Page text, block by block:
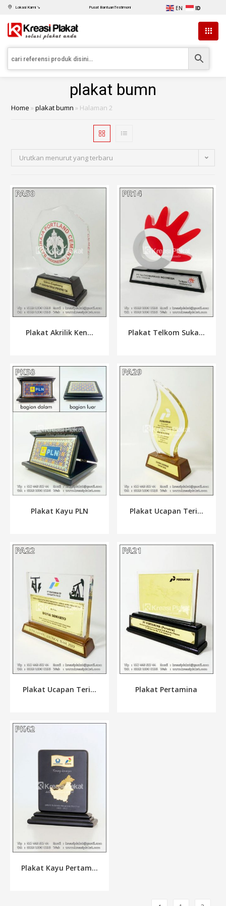
Lokasi Kami ↘ Pusat BantuanTestimoni EN ID
plakat bumn
Home »plakat bumn » Halaman 2
Urutkan menurut yang terbaru
Plakat Akrilik Ken... Plakat Telkom Suka...
Plakat Kayu PLN Plakat Ucapan Teri...
Plakat Ucapan Teri... Plakat Pertamina
Plakat Kayu Pertam...